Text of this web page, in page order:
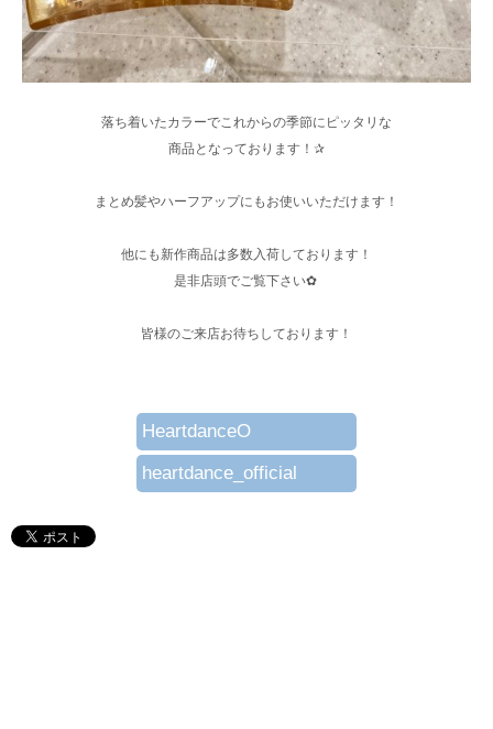
落ち着いたカラーでこれからの季節にピッタリな
商品となっております！✰︎
まとめ髪やハーフアップにもお使いいただけます！
他にも新作商品は多数入荷しております！
是非店頭でご覧下さい‎✿ ‎
皆様のご来店お待ちしております！
HeartdanceO
heartdance_official